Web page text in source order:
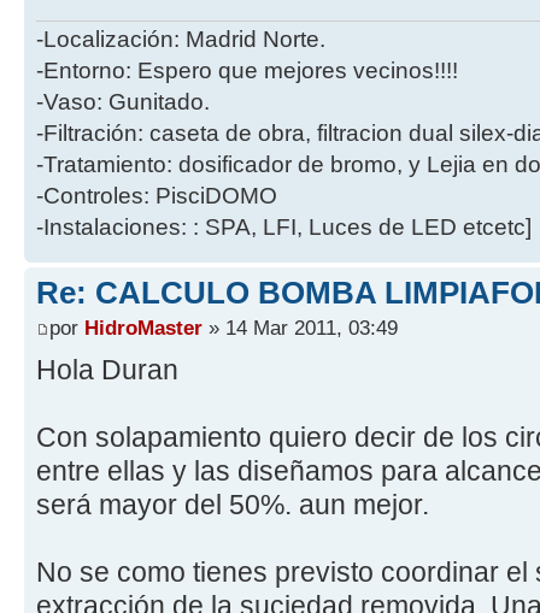
-Localización: Madrid Norte.
-Entorno: Espero que mejores vecinos!!!!
-Vaso: Gunitado.
-Filtración: caseta de obra, filtracion dual silex-
-Tratamiento: dosificador de bromo, y Lejia en
-Controles: PisciDOMO
-Instalaciones: : SPA, LFI, Luces de LED etcetc]
Re: CALCULO BOMBA
por HidroMaster » 14 Mar 2011, 03:49
Hola Duran
Con solapamiento quiero decir de los
entre ellas y las diseñamos para
será mayor del 50%. aun mejor.
No se como tienes previsto coordinar
extracción de la suciedad removida.